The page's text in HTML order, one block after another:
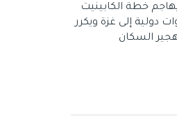
خطة الكابينيت
دولية إلى غزة ويكرر
السكان